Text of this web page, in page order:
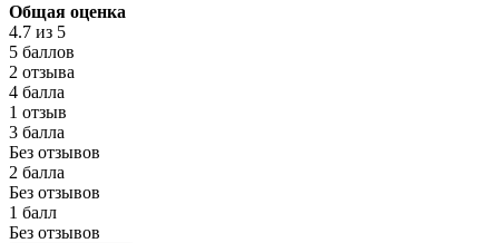
Общая оценка
4.7 из 5
5 баллов
2 отзыва
4 балла
1 отзыв
3 балла
Без отзывов
2 балла
Без отзывов
1 балл
Без отзывов